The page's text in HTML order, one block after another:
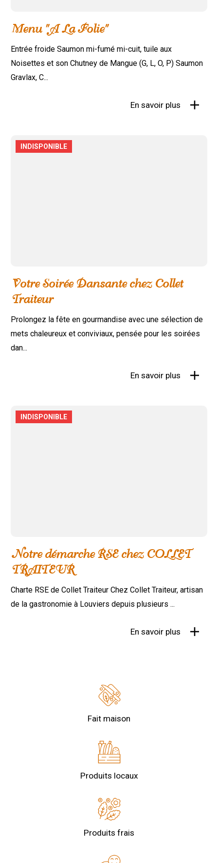
Menu "A La Folie"
Entrée froide Saumon mi-fumé mi-cuit, tuile aux
Noisettes et son Chutney de Mangue (G, L, O, P) Saumon
Gravlax, C...
En savoir plus
INDISPONIBLE
Votre Soirée Dansante chez Collet
Traiteur
Prolongez la fête en gourmandise avec une sélection de
mets chaleureux et conviviaux, pensée pour les soirées
dan...
En savoir plus
INDISPONIBLE
Notre démarche RSE chez COLLET
TRAITEUR
Charte RSE de Collet Traiteur Chez Collet Traiteur, artisan
de la gastronomie à Louviers depuis plusieurs ...
En savoir plus
Fait maison
Produits locaux
Produits frais